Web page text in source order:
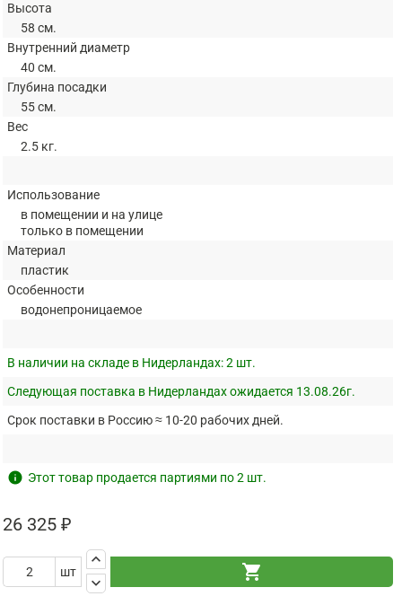
Высота
58 см.
Внутренний диаметр
40 см.
Глубина посадки
55 см.
Вес
2.5 кг.
Использование
в помещении и на улице
только в помещении
Материал
пластик
Особенности
водонепроницаемое
В наличии на складе в Нидерландах:2 шт.
Следующая поставка в Нидерландах ожидается 13.08.26г.
Срок поставки в Россию ≈ 10-20 рабочих дней.
info Этот товар продается партиями по 2 шт.
26 325 ₽
шт
keyboard_arrow_up
keyboard_arrow_down
shopping_cart